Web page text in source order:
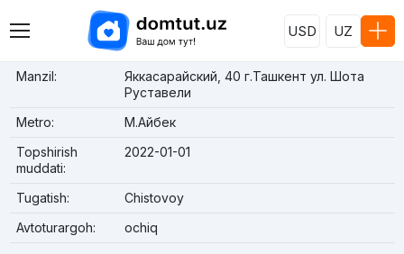
USD UZ
Manzil:
Яккасарайский, 40 г.Ташкент ул. Шота
Руставели
Metro:
М.Айбек
Topshirish
muddati:
2022-01-01
Tugatish:
Chistovoy
Avtoturargoh:
ochiq